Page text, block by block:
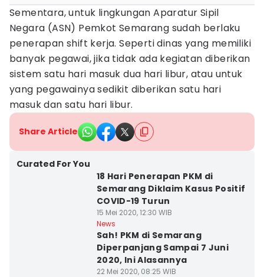
Sementara, untuk lingkungan Aparatur Sipil
Negara (ASN) Pemkot Semarang sudah berlaku
penerapan shift kerja. Seperti dinas yang memiliki
banyak pegawai, jika tidak ada kegiatan diberikan
sistem satu hari masuk dua hari libur, atau untuk
yang pegawainya sedikit diberikan satu hari
masuk dan satu hari libur.
Share Article
Curated For You
18 Hari Penerapan PKM di
Semarang Diklaim Kasus Positif
COVID-19 Turun
15 Mei 2020, 12:30 WIB
News
Sah! PKM di Semarang
Diperpanjang Sampai 7 Juni
2020, Ini Alasannya
22 Mei 2020, 08:25 WIB